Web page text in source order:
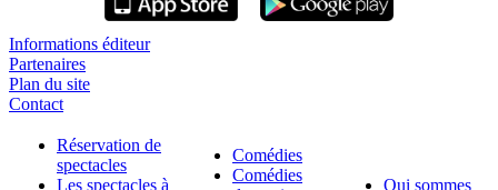
Informations éditeur
Partenaires
Plan du site
Contact
Réservation de
spectacles
Les spectacles à
Comédies
Comédies
Qui sommes